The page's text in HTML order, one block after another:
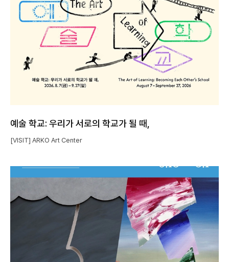
예술 학교: 우리가 서로의 학교가 될 때,
[VISIT] ARKO Art Center